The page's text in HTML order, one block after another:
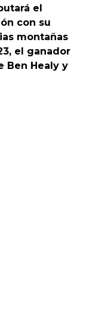
el
con su
montañas
el ganador
Ben Healy y